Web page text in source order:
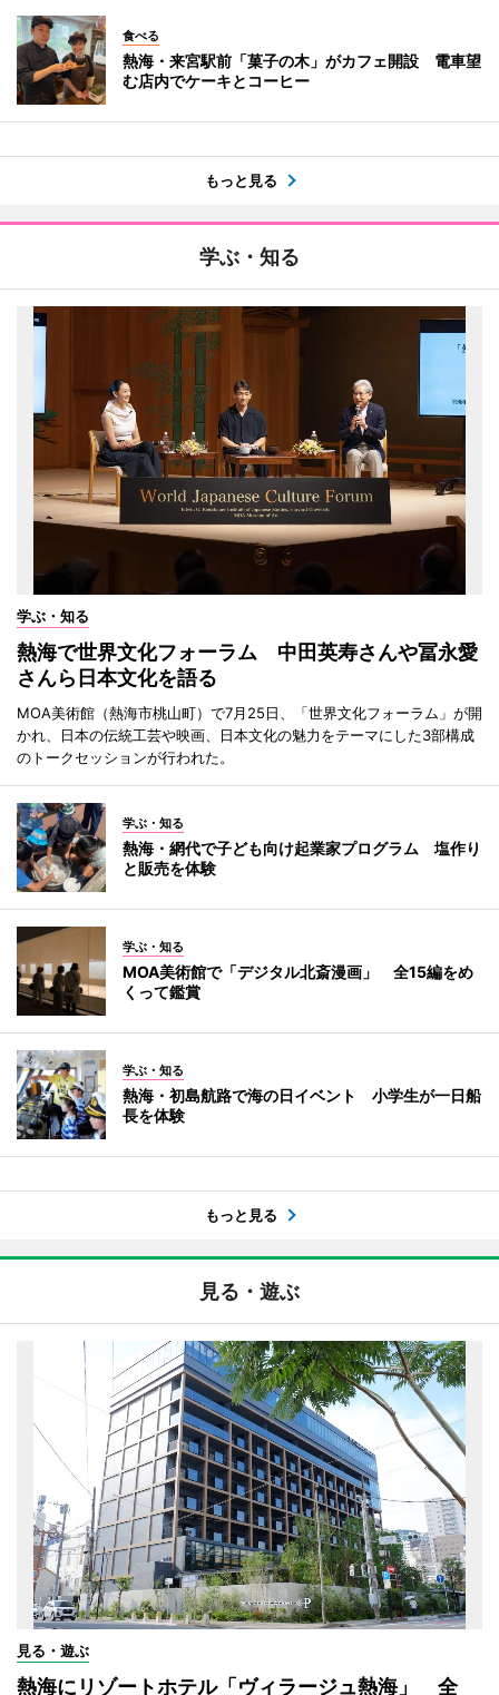
食べる
熱海・来宮駅前「菓子の木」がカフェ開設 電車望
む店内でケーキとコーヒー
もっと見る
学ぶ・知る
学ぶ・知る
熱海で世界文化フォーラム 中田英寿さんや冨永愛
さんら日本文化を語る
MOA美術館（熱海市桃山町）で7月25日、「世界文化フォーラム」が開
かれ、日本の伝統工芸や映画、日本文化の魅力をテーマにした3部構成
のトークセッションが行われた。
学ぶ・知る
熱海・網代で子ども向け起業家プログラム 塩作り
と販売を体験
学ぶ・知る
MOA美術館で「デジタル北斎漫画」 全15編をめ
くって鑑賞
学ぶ・知る
熱海・初島航路で海の日イベント 小学生が一日船
長を体験
もっと見る
見る・遊ぶ
見る・遊ぶ
熱海にリゾートホテル「ヴィラージュ熱海」 全